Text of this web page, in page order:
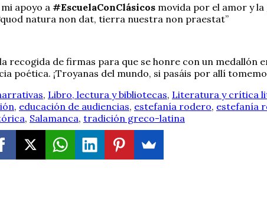
apoyo a #EscuelaConClásicos movida por el amor y
natura non dat, tierra nuestra non praestat”
recogida de firmas para que se honre con un medallón
poética. ¡Troyanas del mundo, si pasáis por allí
, Libro, lectura y bibliotecas, Literatura y crítica
, educación de audiencias, estefanía rodero, estefanía
, Salamanca, tradición greco-latina